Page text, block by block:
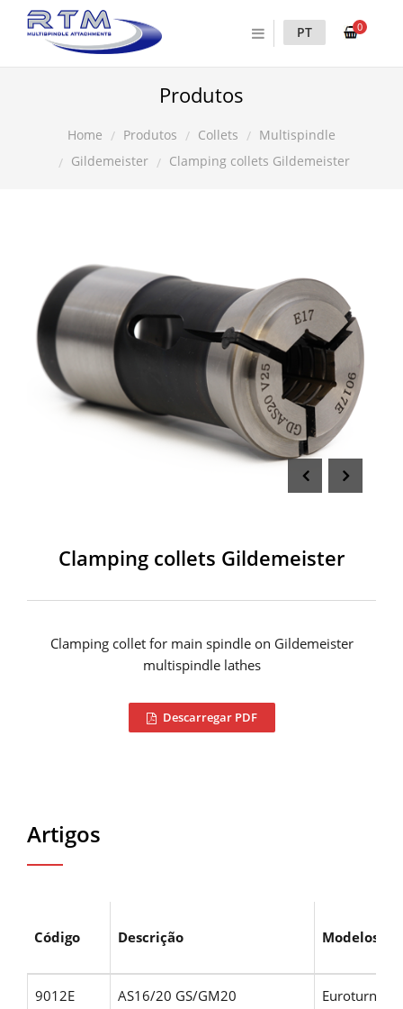
0
PT
Produtos
Home Produtos Collets
Multispindle
Gildemeister
Clamping collets Gildemeister
Clamping collets Gildemeister
Clamping collet for main spindle on Gildemeister
multispindle lathes
Descarregar PDF
Artigos
Código Descrição Modelos
9012E AS16/20 GS/GM20 Euroturn: